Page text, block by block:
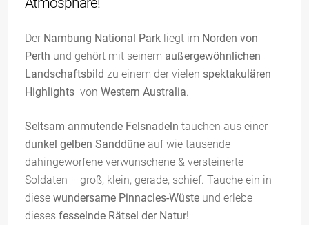
Der Nambung National Park liegt im Norden von
Perth und gehört mit seinem außergewöhnlichen
Landschaftsbild zu einem der vielen spektakulären
Highlights von Western Australia
Seltsam anmutende Felsnadeln tauchen aus einer
dunkel gelben Sanddüne auf wie tausende
dahingeworfene verwunschene & versteinerte
Soldaten – groß, klein, gerade, schief. Tauche ein in
diese wundersame Pinnacles-Wüste und erlebe
dieses fesselnde Rätsel der Natur!